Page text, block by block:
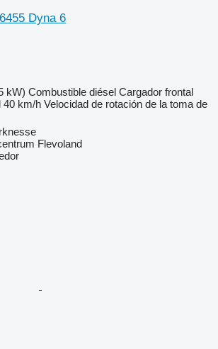
Dyna 6
kW) Combustible diésel Cargador frontal
40 km/h Velocidad de rotación de la toma de
Flevoland